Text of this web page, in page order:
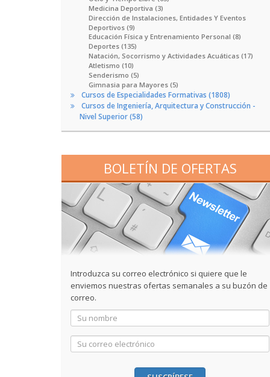
Medicina Deportiva (3)
Dirección de Instalaciones, Entidades Y Eventos
Deportivos (9)
Educación Física y Entrenamiento Personal (8)
Deportes (135)
Natación, Socorrismo y Actividades Acuáticas (17)
Atletismo (10)
Senderismo (5)
Gimnasia para Mayores (5)
Cursos de Especialidades Formativas (1808)
Cursos de Ingeniería, Arquitectura y Construcción -
Nivel Superior (58)
BOLETÍN DE OFERTAS
Introduzca su correo electrónico si quiere que le
enviemos nuestras ofertas semanales a su buzón de
correo.